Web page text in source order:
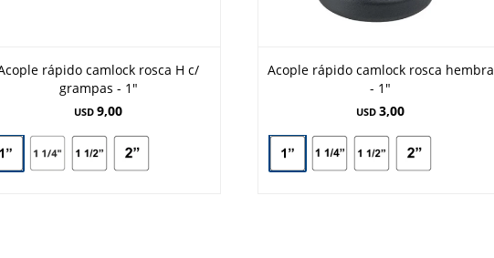
rápido camlock rosca H c/
grampas - 1"
USD 9,00
Acople rápido camlock rosca hembra
- 1"
USD 3,00